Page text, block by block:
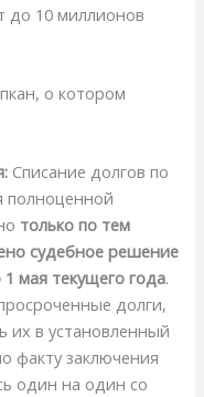
до 10 миллионов
о котором
Списание долгов по
полноценной
только по тем
судебное решение
мая текущего года.
долги,
их в установленный
факту заключения
один на один со